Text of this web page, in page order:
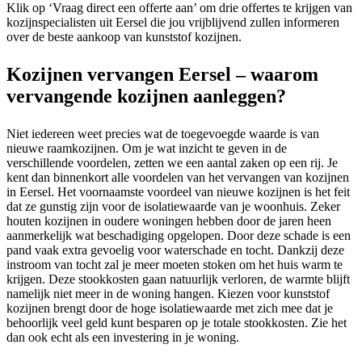
Klik op ‘Vraag direct een offerte aan’ om drie offertes te krijgen van
kozijnspecialisten uit Eersel die jou vrijblijvend zullen informeren
over de beste aankoop van kunststof kozijnen.
Kozijnen vervangen Eersel – waarom
vervangende kozijnen aanleggen?
Niet iedereen weet precies wat de toegevoegde waarde is van
nieuwe raamkozijnen. Om je wat inzicht te geven in de
verschillende voordelen, zetten we een aantal zaken op een rij. Je
kent dan binnenkort alle voordelen van het vervangen van kozijnen
in Eersel. Het voornaamste voordeel van nieuwe kozijnen is het feit
dat ze gunstig zijn voor de isolatiewaarde van je woonhuis. Zeker
houten kozijnen in oudere woningen hebben door de jaren heen
aanmerkelijk wat beschadiging opgelopen. Door deze schade is een
pand vaak extra gevoelig voor waterschade en tocht. Dankzij deze
instroom van tocht zal je meer moeten stoken om het huis warm te
krijgen. Deze stookkosten gaan natuurlijk verloren, de warmte blijft
namelijk niet meer in de woning hangen. Kiezen voor kunststof
kozijnen brengt door de hoge isolatiewaarde met zich mee dat je
behoorlijk veel geld kunt besparen op je totale stookkosten. Zie het
dan ook echt als een investering in je woning.